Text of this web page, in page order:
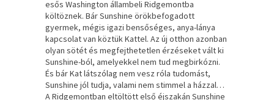
esős Washington állambeli Ridgemontba
költöznek. Bár Sunshine örökbefogadott
gyermek, mégis igazi bensőséges, anya-lánya
kapcsolat van köztük Kattel. Az új otthon azonban
olyan sötét és megfejthetetlen érzéseket vált ki
Sunshine-ból, amelyekkel nem tud megbirkózni.
És bár Kat látszólag nem vesz róla tudomást,
Sunshine jól tudja, valami nem stimmel a házzal…
A Ridgemontban eltöltött első éjszakán Sunshine